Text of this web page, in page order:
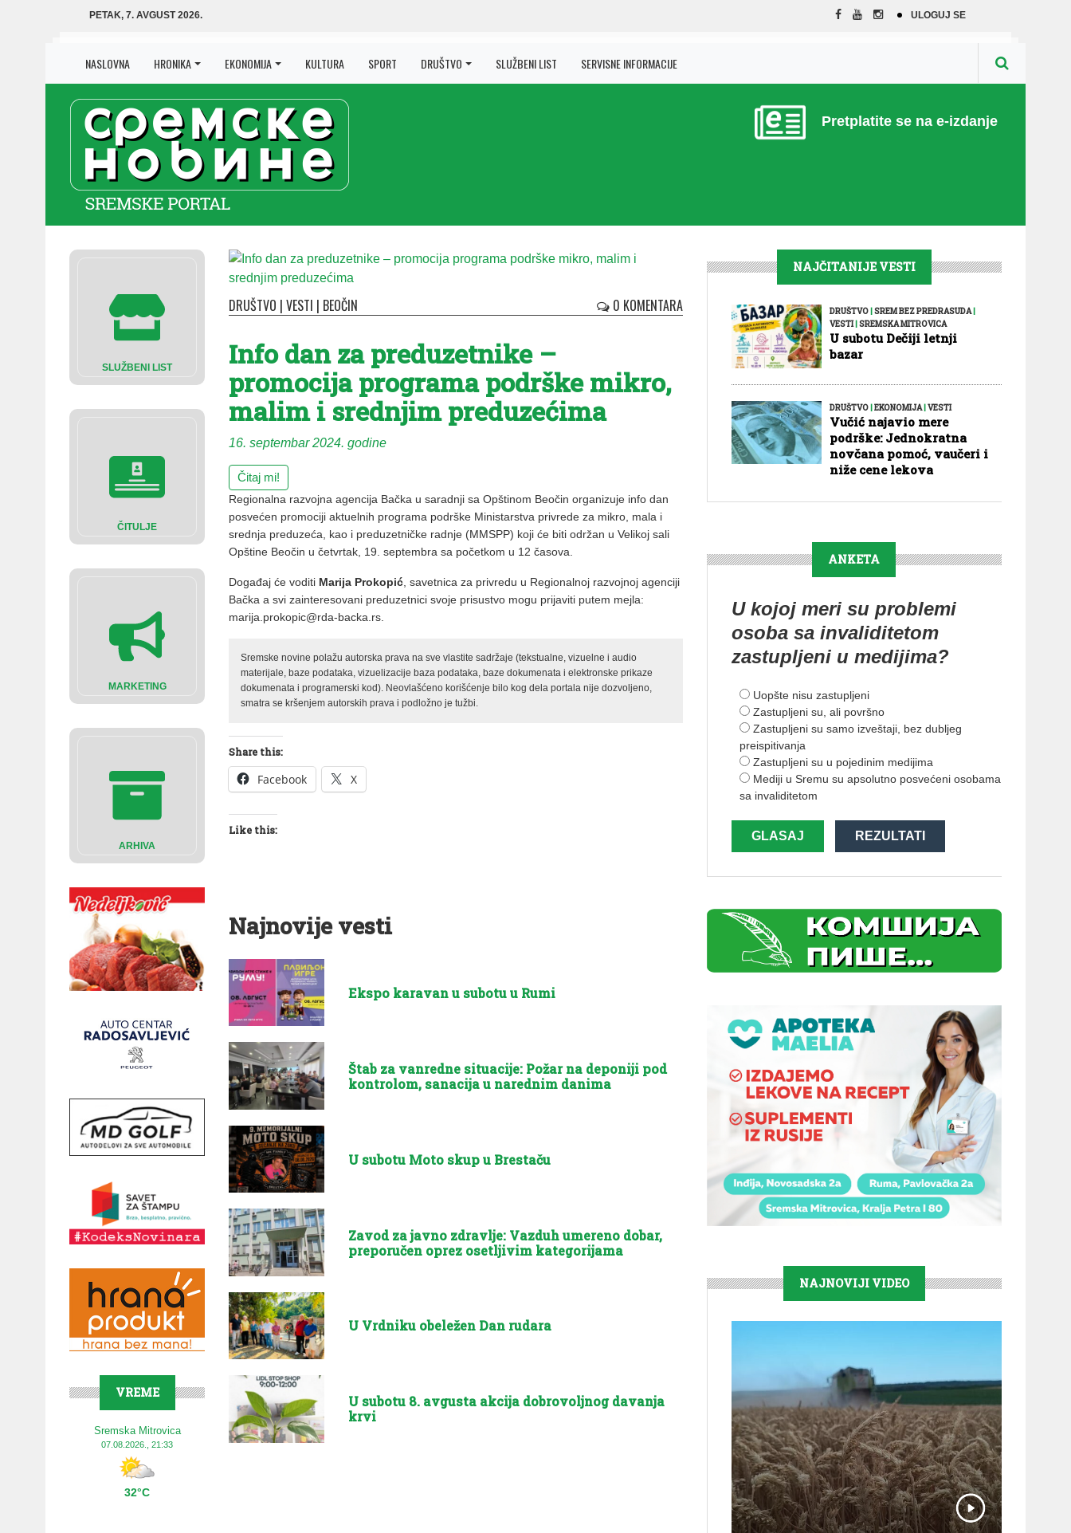
PETAK, 7. AVGUST 2026. ULOGUJ SE
NASLOVNA HRONIKA EKONOMIJA KULTURA SPORT DRUŠTVO SLUŽBENI LIST SERVISNE INFORMACIJE
Pretplatite se na e-izdanje
SLUŽBENI LIST
ČITULJE
MARKETING
ARHIVA
VREME
Sremska Mitrovica
07.08.2026., 21:33
32°C
DRUŠTVO | VESTI | BEOČIN 0 KOMENTARA
Info dan za preduzetnike –
promocija programa podrške mikro,
malim i srednjim preduzećima
16. septembar 2024. godine
Čitaj mi!
Regionalna razvojna agencija Bačka u saradnji sa Opštinom Beočin organizuje info dan
posvećen promociji aktuelnih programa podrške Ministarstva privrede za mikro, mala i
srednja preduzeća, kao i preduzetničke radnje (MMSPP) koji će biti održan u Velikoj sali
Opštine Beočin u četvrtak, 19. septembra sa početkom u 12 časova.
Događaj će voditi Marija Prokopić , savetnica za privredu u Regionalnoj razvojnoj agenciji
Bačka a svi zainteresovani preduzetnici svoje prisustvo mogu prijaviti putem mejla:
marija.prokopic@rda-backa.rs.
Sremske novine polažu autorska prava na sve vlastite sadržaje (tekstualne, vizuelne i audio
materijale, baze podataka, vizuelizacije baza podataka, baze dokumenata i elektronske prikaze
dokumenata i programerski kod). Neovlašćeno korišćenje bilo kog dela portala nije dozvoljeno,
smatra se kršenjem autorskih prava i podložno je tužbi.
Share this:
Facebook X
Like this:
Najnovije vesti
Ekspo karavan u subotu u Rumi
Štab za vanredne situacije: Požar na deponiji pod
kontrolom, sanacija u narednim danima
U subotu Moto skup u Brestaču
Zavod za javno zdravlje: Vazduh umereno dobar,
preporučen oprez osetljivim kategorijama
U Vrdniku obeležen Dan rudara
U subotu 8. avgusta akcija dobrovoljnog davanja
krvi
NAJČITANIJE VESTI
DRUŠTVO|SREM BEZ PREDRASUDA|
VESTI|SREMSKA MITROVICA
U subotu Dečiji letnji
bazar
DRUŠTVO|EKONOMIJA|VESTI
Vučić najavio mere
podrške: Jednokratna
novčana pomoć, vaučeri i
niže cene lekova
ANKETA
U kojoj meri su problemi
osoba sa invaliditetom
zastupljeni u medijima?
Uopšte nisu zastupljeni
Zastupljeni su, ali površno
Zastupljeni su samo izveštaji, bez dubljeg
preispitivanja
Zastupljeni su u pojedinim medijima
Mediji u Sremu su apsolutno posvećeni osobama
sa invaliditetom
GLASAJ REZULTATI
NAJNOVIJI VIDEO